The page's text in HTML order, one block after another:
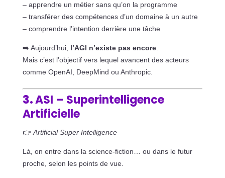
– apprendre un métier sans qu’on la programme
– transférer des compétences d’un domaine à un autre
– comprendre l’intention derrière une tâche
➡️ Aujourd’hui, l’AGI n’existe pas encore.
Mais c’est l’objectif vers lequel avancent des acteurs
comme OpenAI, DeepMind ou Anthropic.
3.ASI – Superintelligence
Artificielle
👉 Artificial Super Intelligence
Là, on entre dans la science-fiction… ou dans le futur
proche, selon les points de vue.